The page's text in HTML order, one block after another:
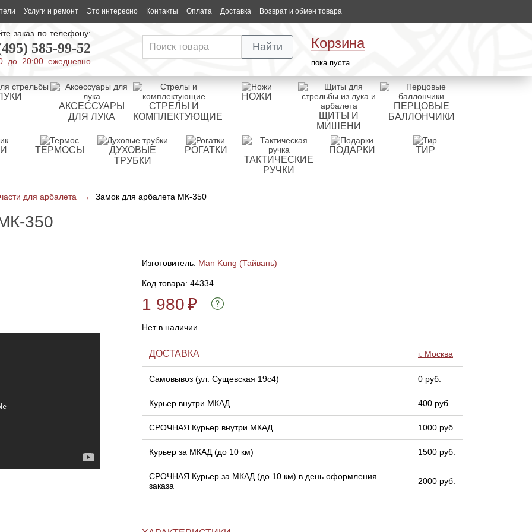
Услуги и ремонт Это интересно Контакты Оплата Доставка Возврат и обмен товара
заказ по телефону:
585-99-52
до 20:00 ежедневно
Корзина
пока пуста
Найти
АКСЕССУАРЫ
ДЛЯ ЛУКА
СТРЕЛЫ И
КОМПЛЕКТУЮЩИЕ
НОЖИ
ЩИТЫ И
МИШЕНИ
ПЕРЦОВЫЕ
БАЛЛОНЧИКИ
ТЕРМОСЫ
ДУХОВЫЕ
ТРУБКИ
РОГАТКИ
ТАКТИЧЕСКИЕ
РУЧКИ
ПОДАРКИ ТИР
для арбалета → Замок для арбалета МК-350
350
Изготовитель: Man Kung (Тайвань)
Код товара: 44334
1 980₽
Нет в наличии
ДОСТАВКА г. Москва
Самовывоз (ул. Сущевская 19с4) 0 руб.
Курьер внутри МКАД 400 руб.
СРОЧНАЯ Курьер внутри МКАД 1000 руб.
Курьер за МКАД (до 10 км) 1500 руб.
СРОЧНАЯ Курьер за МКАД (до 10 км) в день оформления
заказа
2000 руб.